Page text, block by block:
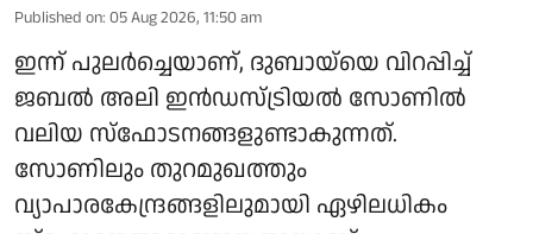
Published on: 05 Aug 2026, 11:50 am
ഇന്ന് പുലർച്ചെയാണ്, ദുബായ്‌യെ വിറപ്പിച്ച്
ജബൽ അലി ഇൻഡസ്ട്രിയൽ സോണിൽ
വലിയ സ്ഫോടനങ്ങളുണ്ടാകുന്നത്.
സോണിലും തുറമുഖത്തും
വ്യാപാരകേന്ദ്രങ്ങളിലുമായി ഏഴിലധികം